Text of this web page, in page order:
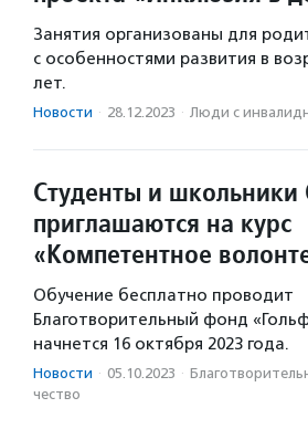
Занятия организованы для
с особенностями развития в
лет.
Новости · 28.12.2023 · Люди с
Студенты и школьники
приглашаются на курс
«Компетентное
Обучение бесплатно проводит
Благотворительный фонд
начнется 16 октября 2023 года.
Новости · 05.10.2023 ·
чест­во